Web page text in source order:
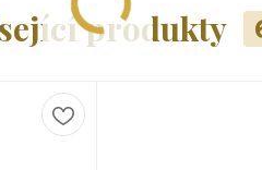
produkty